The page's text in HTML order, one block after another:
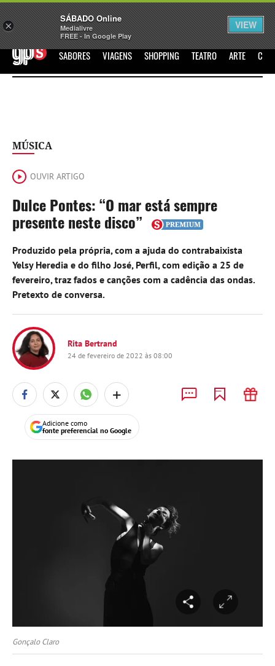
Sábado Assine Iniciar Sessão
GPS SABORES VIAGENS SHOPPING TEATRO ARTE
MÚSICA
OUVIR ARTIGO
Dulce Pontes: “O mar está sempre
presente neste disco”
Produzido pela própria, com a ajuda do contrabaixista
Yelsy Heredia e do filho José, Perfil, com edição a 25 de
fevereiro, traz fados e canções com a cadência das ondas.
Pretexto de conversa.
Rita Bertrand
24 de fevereiro de 2022 às 08:00
+
Adicione como
fonte preferencial no Google
Gonçalo Claro
×
SÁBADO Online
Medialivre
FREE - In Google Play
VIEW